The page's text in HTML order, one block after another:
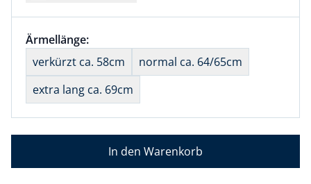
Größenauswahl:
Ärmellänge:nichts ausgewählt
verkürzt ca. 58cm
normal ca. 64/65cm
extra lang ca. 69cm
In den Warenkorb